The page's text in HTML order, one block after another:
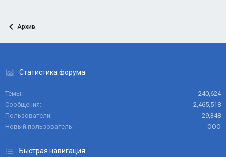
Архив
Статистика форума
Темы
240,624
Сообщения
2,465,518
Пользователи
29,348
Новый пользователь
ООО
Быстрая навигация